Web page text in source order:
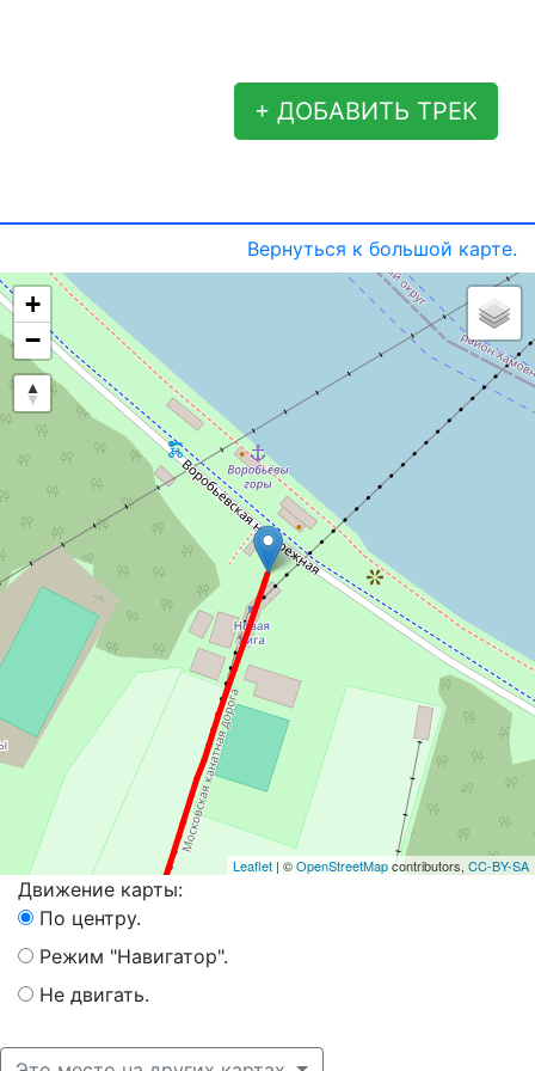
+ ДОБАВИТЬ ТРЕК
Вернуться к большой карте.
+
−
Leaflet | ©OpenStreetMapcontributors, CC-BY-SA
Движение карты:
По центру.
Режим "Навигатор".
Не двигать.